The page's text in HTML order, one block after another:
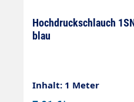
Hochdruckschlauch
blau
Inhalt: 1 Meter